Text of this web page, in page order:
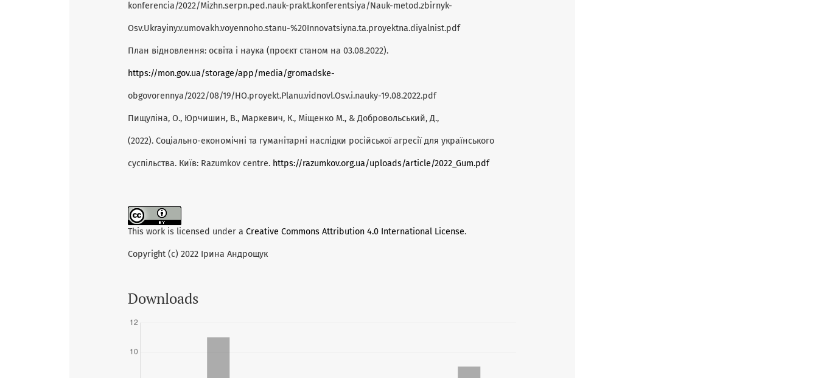
konferencia/2022/Mizhn.serpn.ped.nauk-prakt.konferentsiya/Nauk-metod.zbirnyk-
Osv.Ukrayiny.v.umovakh.voyennoho.stanu-%20Innovatsiyna.ta.proyektna.diyalnist.pdf
План відновлення: освіта і наука (проєкт станом на 03.08.2022).
https://mon.gov.ua/storage/app/media/gromadske-
obgovorennya/2022/08/19/HO.proyekt.Planu.vidnovl.Osv.i.nauky-19.08.2022.pdf
Пищуліна, О., Юрчишин, В., Маркевич, К., Міщенко М., & Добровольський, Д.,
(2022). Соціально-економічні та гуманітарні наслідки російської агресії для українського
суспільства. Київ: Razumkov centre. https://razumkov.org.ua/uploads/article/2022_Gum.pdf
This work is licensed under a Creative Commons Attribution 4.0 International License.
Copyright (c) 2022 Ірина Андрощук
Downloads